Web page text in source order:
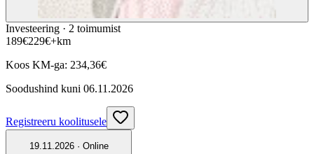
Investeering · 2 toimumist
189€229€+km
Koos KM-ga: 234,36€
Soodushind kuni 06.11.2026
Registreeru koolitusele
19.11.2026 · Online